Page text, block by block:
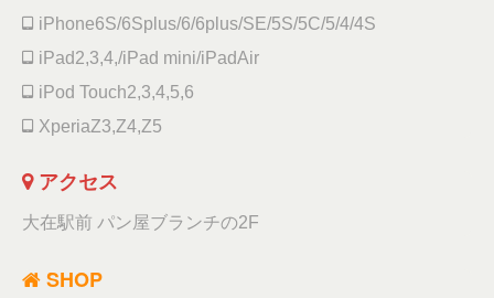
iPhone6S/6Splus/6/6plus/SE/5S/5C/5/4/4S
iPad2,3,4,/iPad mini/iPadAir
iPod Touch2,3,4,5,6
XperiaZ3,Z4,Z5
アクセス
大在駅前 パン屋ブランチの2F
SHOP